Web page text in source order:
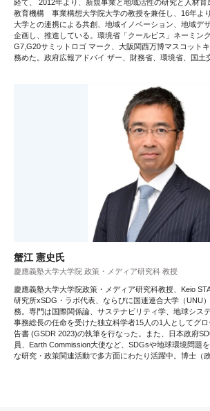
経て、 2012年より、新規事業と地域活性の研究と人材
教育機構 事業構想大学院大学の教授を兼任し、16年よ
大学との連携による共創、地域イノベーション、地域デ
企画し、推進している。環境省「クールビス」ネーミン
G7,G20サミットロゴ マーク、大阪関西万博マスコット
務めた。政府広報アドバイ ザー、財務省、環境省、国土
蟹江 憲史氏
慶應義塾大学大学院 政策・メディア研究科 教授
慶應義塾大学大学院政策・メディア研究科教授、Keio
研究所xSDG・ラボ代表、ならびに国連連合大学（UNU
務。専門は国際関係論、サステナビリティ学、地球シス
事務総長の任命を受けた独立科学者15人の1人としてグ
告書 (GSDR 2023)の執筆を行なった。また、日本政府
員、Earth Commission大使など、SDGsや地球環境問題
な研究・政策関連活動で多方面にわたり活躍中。博士（